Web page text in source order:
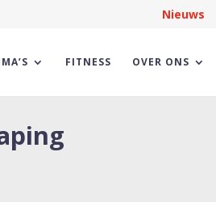
Nieuws
FITNESS OVER ONS